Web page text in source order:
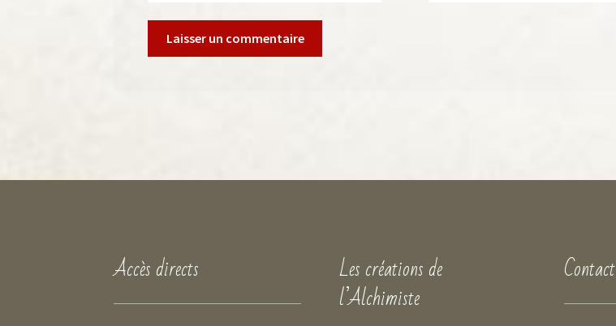
Accès directs
Les créations de
l’Alchimiste
Contact